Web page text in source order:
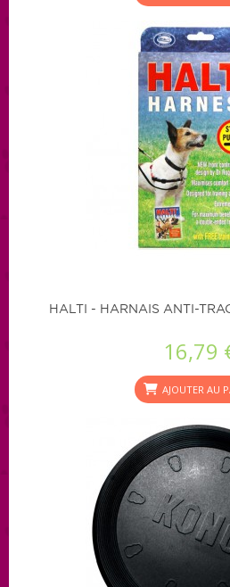
HALTI - HARNAIS ANTI-
16,79
AJOUTER AU